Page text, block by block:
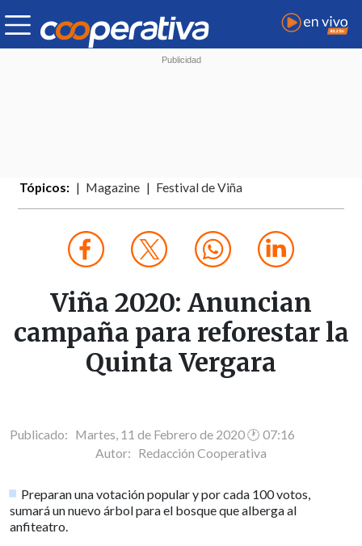
Tópicos: Magazine Festival de Viña
Viña 2020: Anuncian
campaña para reforestar la
Quinta Vergara
Publicado: Martes, 11 de Febrero de 2020 🕐 07:16
Autor: Redacción Cooperativa
Preparan una votación popular y por cada 100 votos,
sumará un nuevo árbol para el bosque que alberga al
anfiteatro.